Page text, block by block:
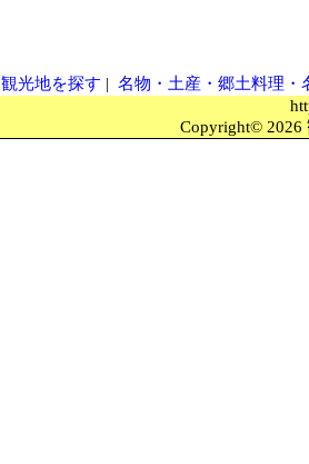
観光地を探す | 名物・土産・郷土料理・
Copyright© 2026